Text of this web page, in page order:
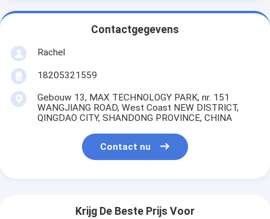
Contactgegevens
Rachel
18205321559
Gebouw 13, MAX TECHNOLOGY PARK, nr. 151
WANGJIANG ROAD, West Coast NEW DISTRICT,
QINGDAO CITY, SHANDONG PROVINCE, CHINA
Contact nu
Krijg De Beste Prijs Voor